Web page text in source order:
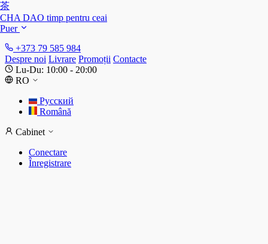
+373 79 585 984
Despre noi Livrare Promoții Contacte
Lu-Du: 10:00 - 20:00
RO
Русский
Română
Cabinet
Conectare
Înregistrare
茶
CHA DAO timp pentru ceai
Puer